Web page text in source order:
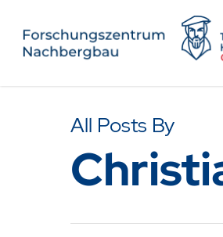
All Posts By